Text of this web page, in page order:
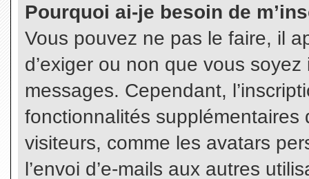
Pourquoi ai-je besoin de
Vous pouvez ne pas le faire, il
d’exiger ou non que vous
messages. Cependant,
fonctionnalités
visiteurs, comme les avatars
l’envoi d’e-mails aux autres